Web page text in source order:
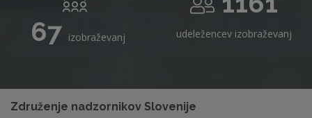
67 izobraževanj udeležencev izobraževanj
Združenje nadzornikov Slovenije